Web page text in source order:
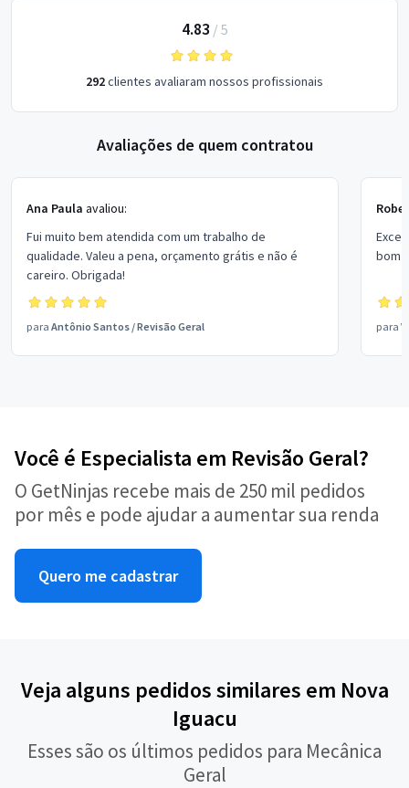
4.83 / 5
292clientes avaliaram nossos profissionais
Avaliações de quem contratou
Ana Paula avaliou:
Fui muito bem atendida com um trabalho de
qualidade. Valeu a pena, orçamento grátis e não é
careiro. Obrigada!
para Antônio Santos /Revisão Geral
bom
para
Você é Especialista em Revisão Geral?
O GetNinjas recebe mais de 250 mil pedidos
por mês e pode ajudar a aumentar sua renda
Quero me cadastrar
Veja alguns pedidos similares em Nova
Iguacu
Esses são os últimos pedidos para Mecânica
Geral